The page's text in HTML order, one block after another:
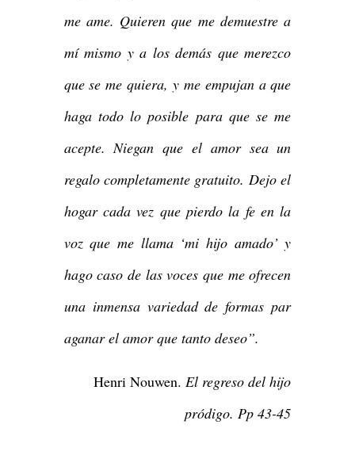
me ame. Quieren que me demuestre a
mí mismo y a los demás que merezco
que se me quiera, y me empujan a que
haga todo lo posible para que se me
acepte. Niegan que el amor sea un
regalo completamente gratuito. Dejo el
hogar cada vez que pierdo la fe en la
voz que me llama ‘mi hijo amado’ y
hago caso de las voces que me ofrecen
una inmensa variedad de formas par
aganar el amor que tanto deseo”.
Henri Nouwen.El regreso del hijo
pródigo. Pp 43-45